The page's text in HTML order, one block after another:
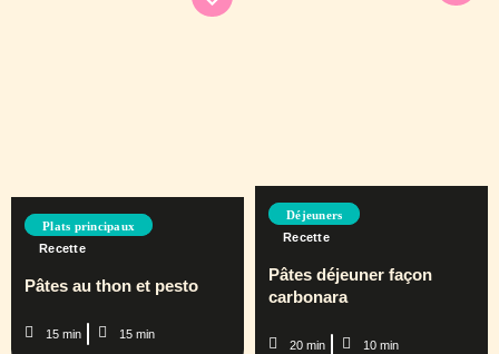
Plats principaux
Recette
Pâtes au thon et pesto
15 min 15 min
Déjeuners
Recette
Pâtes déjeuner façon
carbonara
20 min 10 min